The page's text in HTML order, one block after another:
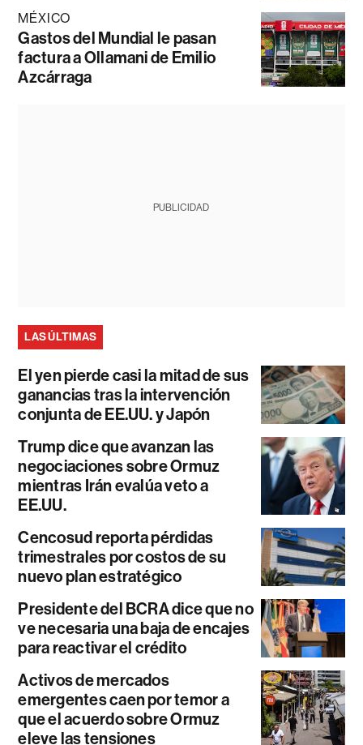
MÉXICO
Gastos del Mundial le pasan
factura a Ollamani de Emilio
Azcárraga
PUBLICIDAD
LAS ÚLTIMAS
El yen pierde casi la mitad de sus
ganancias tras la intervención
conjunta de EE.UU. y Japón
Trump dice que avanzan las
negociaciones sobre Ormuz
mientras Irán evalúa veto a
EE.UU.
Cencosud reporta pérdidas
trimestrales por costos de su
nuevo plan estratégico
Presidente del BCRA dice que no
ve necesaria una baja de encajes
para reactivar el crédito
Activos de mercados
emergentes caen por temor a
que el acuerdo sobre Ormuz
eleve las tensiones